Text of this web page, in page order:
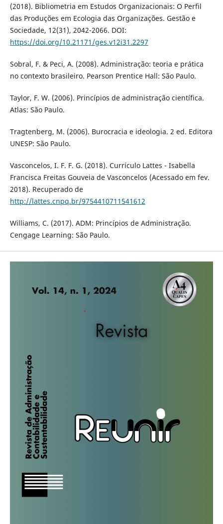
(2018). Bibliometria em Estudos Organizacionais: O Perfil
das Produções em Ecologia das Organizações. Gestão e
Sociedade, 12(31), 2042-2066. DOI:
https://doi.org/10.21171/ges.v12i31.2297
Sobral, F. & Peci, A. (2008). Administração: teoria e prática
no contexto brasileiro. Pearson Prentice Hall: São Paulo.
Taylor, F. W. (2006). Princípios de administração científica.
Atlas: São Paulo.
Tragtenberg, M. (2006). Burocracia e ideologia. 2 ed. Editora
UNESP: São Paulo.
Vasconcelos, I. F. F. G. (2018). Currículo Lattes - Isabella
Francisca Freitas Gouveia de Vasconcelos (Acessado em fev.
2018). Recuperado de
http://lattes.cnpq.br/9754410711541612
Williams, C. (2017). ADM: Princípios de Administração.
Cengage Learning: São Paulo.